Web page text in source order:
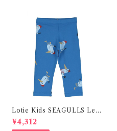
Lotie Kids SEAGULLS Leg
gings ( 6m- 24m )
¥4,312